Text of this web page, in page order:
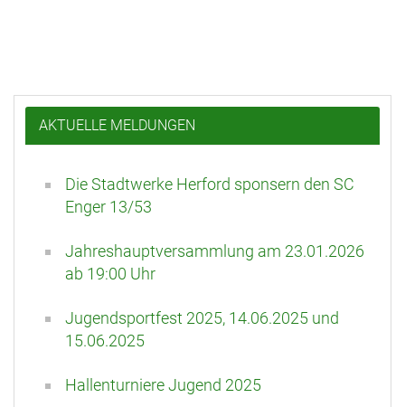
AKTUELLE MELDUNGEN
Die Stadtwerke Herford sponsern den SC
Enger 13/53
Jahreshauptversammlung am 23.01.2026
ab 19:00 Uhr
Jugendsportfest 2025, 14.06.2025 und
15.06.2025
Hallenturniere Jugend 2025